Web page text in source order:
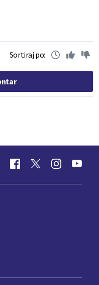
Sortiraj po: